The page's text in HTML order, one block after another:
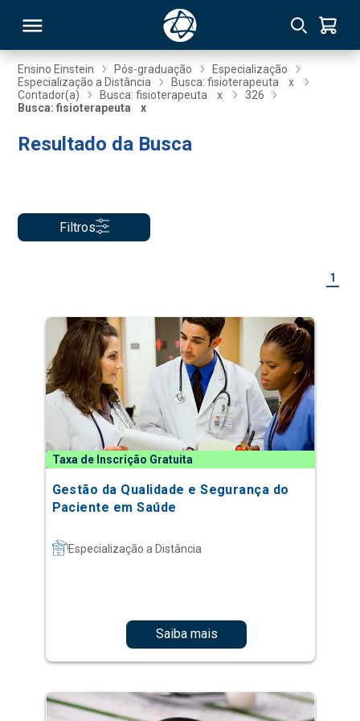
Ensino Einstein Pós-graduação
Especialização
Especialização a Distância
Busca: fisioterapeuta
x
Contador(a)
Busca: fisioterapeuta x
326
Busca: fisioterapeuta
x
Resultado da Busca
Filtros
1
Taxa de Inscrição Gratuita
Gestão da Qualidade e Segurança do
Paciente em Saúde
Especialização a Distância
Saiba mais